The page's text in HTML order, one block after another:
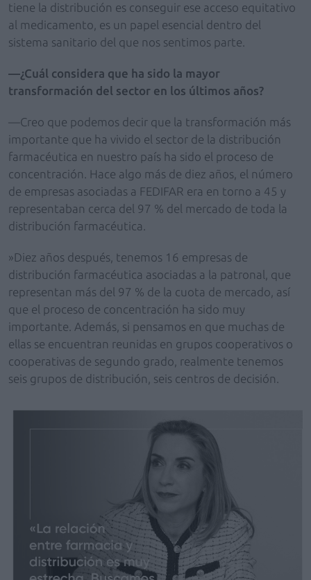
tiene la distribución es conseguir ese acceso equitativo
al medicamento, es un papel esencial dentro del
sistema sanitario del que nos sentimos parte.
—¿Cuál considera que ha sido la mayor
transformación del sector en los últimos años?
—Creo que podemos decir que la transformación más
importante que ha vivido el sector de la distribución
farmacéutica en nuestro país ha sido el proceso de
concentración. Hace algo más de diez años, el número
de empresas asociadas a FEDIFAR era en torno a 45 y
representaban cerca del 97 % del mercado de toda la
distribución farmacéutica.
»Diez años después, tenemos 16 empresas de
distribución farmacéutica asociadas a la patronal, que
representan más del 97 % de la cuota de mercado, así
que el proceso de concentración ha sido muy
importante. Además, si pensamos en que muchas de
ellas se encuentran reunidas en grupos cooperativos o
cooperativas de segundo grado, realmente tenemos
seis grupos de distribución, seis centros de decisión.